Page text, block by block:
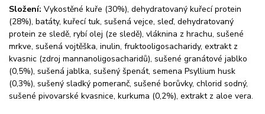
Složení: Vykostěné kuře (30%), dehydratovaný kuřecí protein
(28%), batáty, kuřecí tuk, sušená vejce, sleď, dehydratovaný
protein ze sledě, rybí olej (ze sledě), vláknina z hrachu, sušené
mrkve, sušená vojtěška, inulin, fruktooligosacharidy, extrakt z
kvasnic (zdroj mannanoligosacharidů), sušené granátové jablko
(0,5%), sušená jablka, sušený špenát, semena Psyllium husk
(0,3%), sušený sladký pomeranč, sušené borůvky, chlorid sodný,
sušené pivovarské kvasnice, kurkuma (0,2%), extrakt z aloe vera.